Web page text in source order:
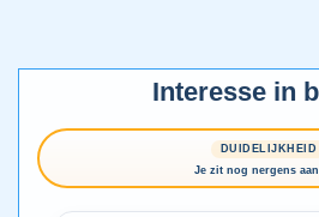
Interesse in
DUIDELIJKHEID
Je zit nog nergens